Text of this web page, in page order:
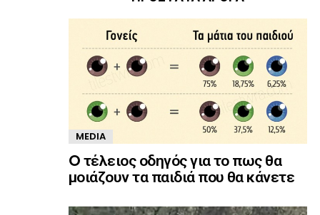
MEDIA
O τέλειος οδηγός για το πως θα
μοιάζουν τα παιδιά που θα κάνετε